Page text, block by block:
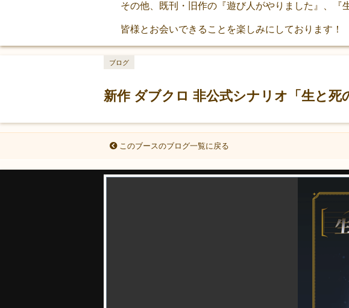
その他、既刊・旧作の『遊び人がやりました』、『
皆様とお会いできることを楽しみにしております！
新作 ダブクロ 非公式シナリオ「生と死
ブログ
このブースのブログ一覧に戻る